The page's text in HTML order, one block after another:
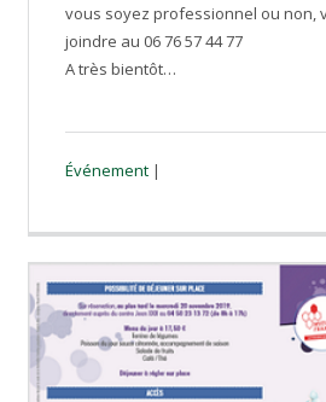
vous soyez professionnel ou non,
joindre au 06 76 57 44 77
A très bientôt…
Événement |